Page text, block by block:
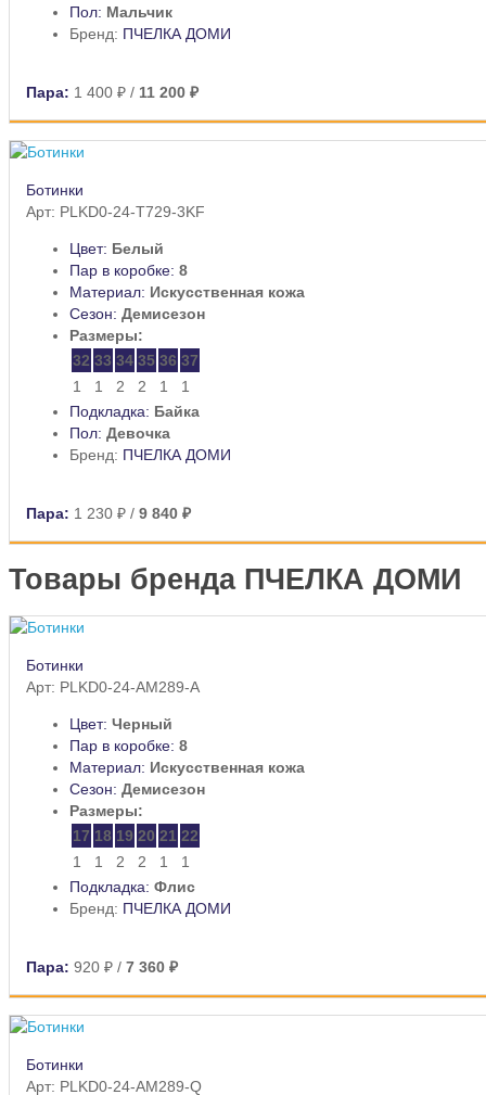
Пол: Мальчик
Бренд: ПЧЕЛКА ДОМИ
Пара: 1 400 ₽ / 11 200 ₽
Ботинки
Арт: PLKD0-24-T729-3KF
Цвет: Белый
Пар в коробке: 8
Материал: Искусственная кожа
Сезон: Демисезон
Размеры:
32 33 34 35 36 37
1
1 2 2 1
1
Подкладка: Байка
Пол: Девочка
Бренд: ПЧЕЛКА ДОМИ
Пара: 1 230 ₽ / 9 840 ₽
Товары бренда ПЧЕЛКА ДОМИ
Ботинки
Арт: PLKD0-24-AM289-A
Цвет: Черный
Пар в коробке: 8
Материал: Искусственная кожа
Сезон: Демисезон
Размеры:
17 18 19 20 21 22
1
1 2 2 1
1
Подкладка: Флис
Бренд: ПЧЕЛКА ДОМИ
Пара: 920 ₽ / 7 360 ₽
Ботинки
Арт: PLKD0-24-AM289-Q